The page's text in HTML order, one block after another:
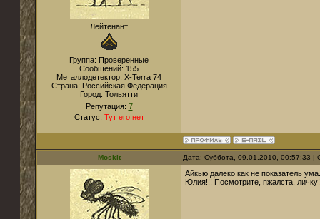
Лейтенант
Группа: Проверенные
Сообщений: 155
Металлодетектор: X-Terra 74
Страна: Российская Федерация
Город: Тольятти
Репутация: 7
Статус: Тут его нет
Moskit Дата: Суббота, 09.01.2010, 00:57:33
Айкью далеко как не показатель
Юлия!!! Посмотрите, пжалста,